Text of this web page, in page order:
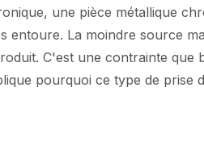
une pièce métallique
entoure. La moindre source
C'est une contrainte que
pourquoi ce type de prise